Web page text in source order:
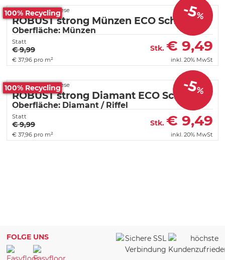
-5%
100% Recycling
Fortelock PVC Fliese
ROBUST strong Münzen ECO Schwarz
Oberfläche: Münzen
Statt
€ 9,99 Stk. € 9,49
€ 37,96 pro m² inkl. 20% MwSt
-5%
100% Recycling
Fortelock PVC Fliese
ROBUST strong Diamant ECO Schwarz
Oberfläche: Diamant / Riffel
Statt
€ 9,99 Stk. € 9,49
€ 37,96 pro m² inkl. 20% MwSt
FOLGE UNS